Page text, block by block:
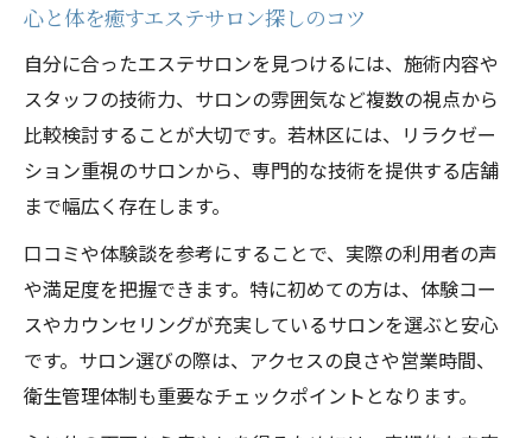
心と体を癒すエステサロン探しのコツ
自分に合ったエステサロンを見つけるには、施術内容や
スタッフの技術力、サロンの雰囲気など複数の視点から
比較検討することが大切です。若林区には、リラクゼー
ション重視のサロンから、専門的な技術を提供する店舗
まで幅広く存在します。
口コミや体験談を参考にすることで、実際の利用者の声
や満足度を把握できます。特に初めての方は、体験コー
スやカウンセリングが充実しているサロンを選ぶと安心
です。サロン選びの際は、アクセスの良さや営業時間、
衛生管理体制も重要なチェックポイントとなります。